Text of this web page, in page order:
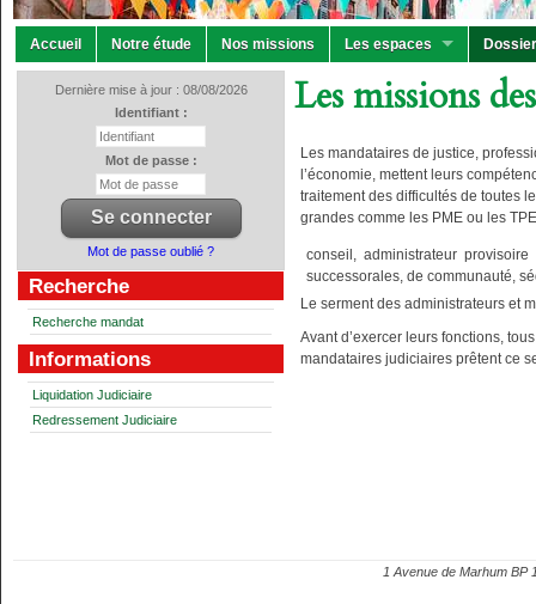
Accueil Notre étude Nos missions Les espaces
Dernière mise à jour : 08/08/2026
Identifiant :
Mot de passe :
Mot de passe oublié ?
Recherche
Recherche mandat
Informations
Liquidation Judiciaire
Redressement Judiciaire
Les missions
Les mandataires de justice,
l’économie, mettent leurs
traitement des difficultés de toutes
grandes comme les PME ou les
conseil, administrateur
successorales, de communauté,
Le serment des administrateurs et
Avant d’exercer leurs fonctions,
mandataires judiciaires prêtent ce
1 Avenue de Marhum BP